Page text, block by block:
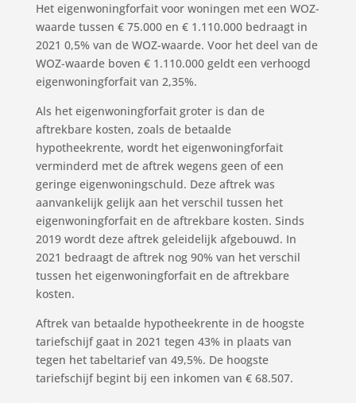
Het eigenwoningforfait voor woningen met een WOZ-
waarde tussen € 75.000 en € 1.110.000 bedraagt in
2021 0,5% van de WOZ-waarde. Voor het deel van de
WOZ-waarde boven € 1.110.000 geldt een verhoogd
eigenwoningforfait van 2,35%.
Als het eigenwoningforfait groter is dan de
aftrekbare kosten, zoals de betaalde
hypotheekrente, wordt het eigenwoningforfait
verminderd met de aftrek wegens geen of een
geringe eigenwoningschuld. Deze aftrek was
aanvankelijk gelijk aan het verschil tussen het
eigenwoningforfait en de aftrekbare kosten. Sinds
2019 wordt deze aftrek geleidelijk afgebouwd. In
2021 bedraagt de aftrek nog 90% van het verschil
tussen het eigenwoningforfait en de aftrekbare
kosten.
Aftrek van betaalde hypotheekrente in de hoogste
tariefschijf gaat in 2021 tegen 43% in plaats van
tegen het tabeltarief van 49,5%. De hoogste
tariefschijf begint bij een inkomen van € 68.507.